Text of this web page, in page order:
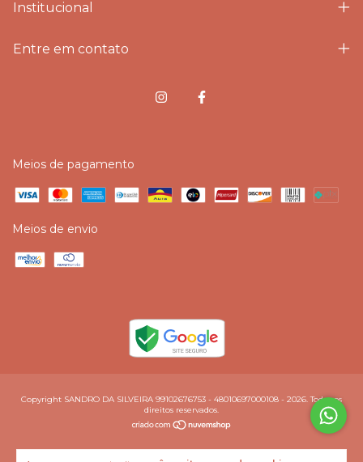
Institucional
Entre em contato
Meios de pagamento
Meios de envio
Copyright SANDRO DA SILVEIRA 99102676753 - 48010697000108 - 2026. Todos os
direitos reservados.